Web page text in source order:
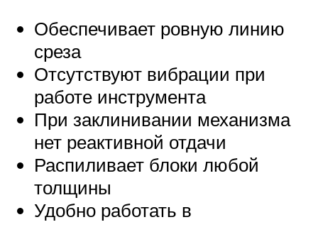
Обеспечивает ровную линию
среза
Отсутствуют вибрации при
работе инструмента
При заклинивании механизма
нет реактивной отдачи
Распиливает блоки любой
толщины
Удобно работать в